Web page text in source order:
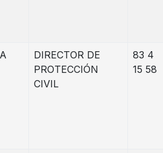
DIRECTOR DE
PROTECCIÓN
CIVIL
83 4
15 58